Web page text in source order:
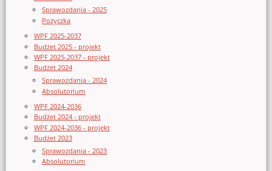
Sprawozdania - 2025
Pożyczka
WPF 2025-2037
Budżet 2025 - projekt
WPF 2025-2037 - projekt
Budżet 2024
Sprawozdania - 2024
Absolutorium
WPF 2024-2036
Budżet 2024 - projekt
WPF 2024-2036 - projekt
Budżet 2023
Sprawozdania - 2023
Absolutorium